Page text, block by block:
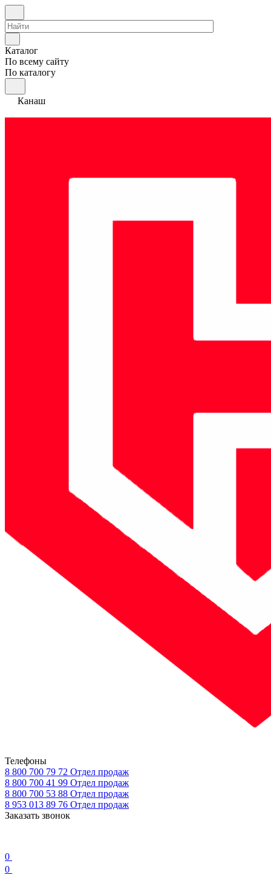
Каталог
По всему сайту
По каталогу
Канаш
Телефоны
8 800 700 79 72 Отдел продаж
8 800 700 41 99 Отдел продаж
8 800 700 53 88 Отдел продаж
8 953 013 89 76 Отдел продаж
Заказать звонок
0
0